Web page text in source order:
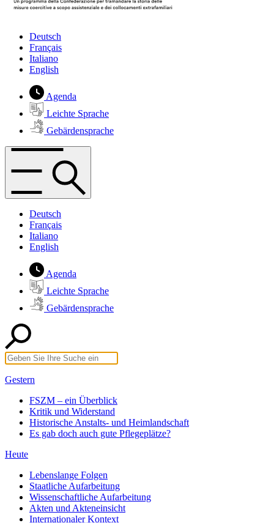
Deutsch
Français
Italiano
English
Agenda
Leichte Sprache
Gebärdensprache
Deutsch
Français
Italiano
English
Agenda
Leichte Sprache
Gebärdensprache
Gestern
FSZM – ein Überblick
Kritik und Widerstand
Historische Anstalts- und Heimlandschaft
Es gab doch auch gute Pflegeplätze?
Heute
Lebenslange Folgen
Staatliche Aufarbeitung
Wissenschaftliche Aufarbeitung
Akten und Akteneinsicht
Internationaler Kontext